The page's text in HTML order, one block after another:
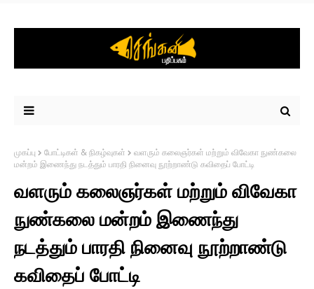
முகப்பு போட்டிகள் & நிகழ்வுகள்
வளரும் கலைஞர்கள் மற்றும் விவேகா நுண்கலை
மன்றம் இணைந்து நடத்தும் பாரதி நினைவு நூற்றாண்டு கவிதைப் போட்டி
வளரும் கலைஞர்கள் மற்றும் விவேகா
நுண்கலை மன்றம் இணைந்து
நடத்தும் பாரதி நினைவு நூற்றாண்டு
கவிதைப் போட்டி